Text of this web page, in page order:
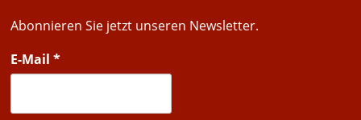
Abonnieren Sie jetzt unseren Newsletter.
E-Mail*